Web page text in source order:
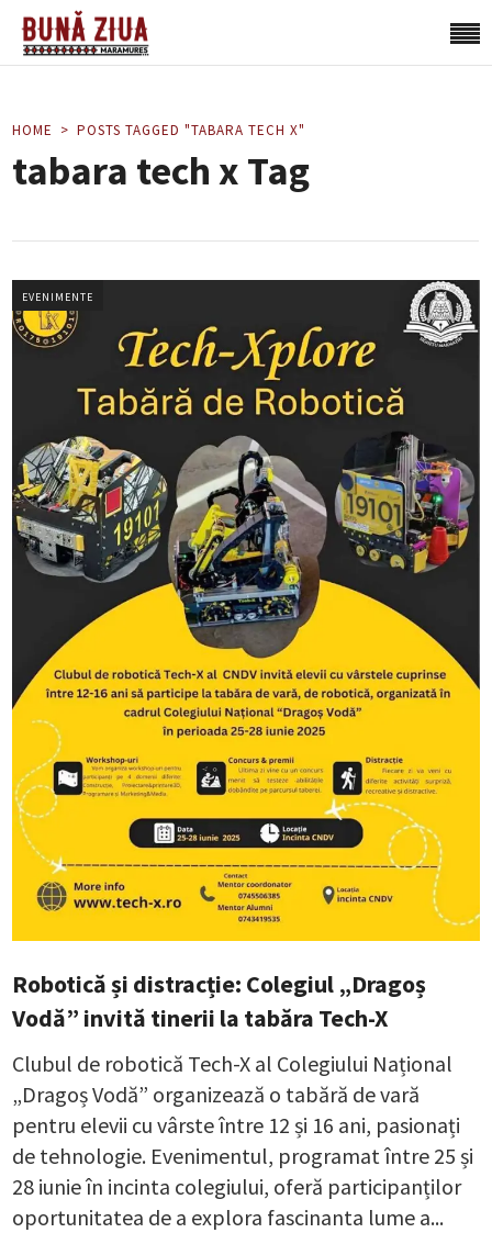
HOME POSTS TAGGED "TABARA TECH X"
tabara tech x Tag
EVENIMENTE
Robotică și distracție: Colegiul „Dragoș
Vodă” invită tinerii la tabăra Tech-X
Clubul de robotică Tech-X al Colegiului Național
„Dragoș Vodă” organizează o tabără de vară
pentru elevii cu vârste între 12 și 16 ani, pasionați
de tehnologie. Evenimentul, programat între 25 și
28 iunie în incinta colegiului, oferă participanților
oportunitatea de a explora fascinanta lume a